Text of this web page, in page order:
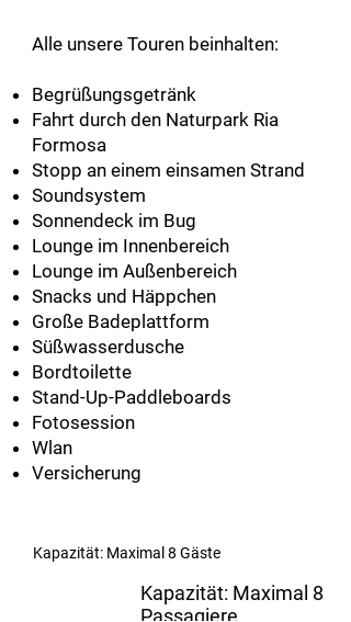
Alle unsere Touren beinhalten:
Begrüßungsgetränk
Fahrt durch den Naturpark Ria
Formosa
Stopp an einem einsamen Strand
Soundsystem
Sonnendeck im Bug
Lounge im Innenbereich
Lounge im Außenbereich
Snacks und Häppchen
Große Badeplattform
Süßwasserdusche
Bordtoilette
Stand-Up-Paddleboards
Fotosession
Wlan
Versicherung
Kapazität: Maximal 8 Gäste
Kapazität: Maximal 8
Passagiere